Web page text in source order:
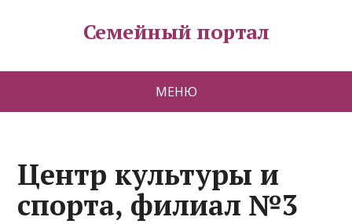
Семейный портал
МЕНЮ
Центр культуры и
спорта, филиал №3